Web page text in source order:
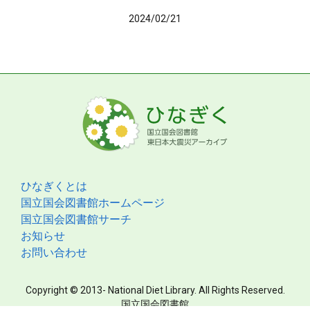
2024/02/21
ひなぎくとは
国立国会図書館ホームページ
国立国会図書館サーチ
お知らせ
お問い合わせ
Copyright © 2013- National Diet Library. All Rights Reserved.